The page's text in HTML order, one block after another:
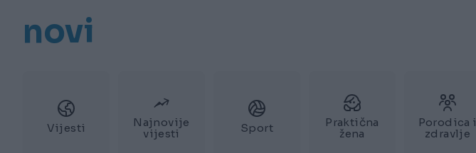
novi
Vijesti
Najnovije
vijesti
Sport
Praktična
žena
Porodica i
zdravlje